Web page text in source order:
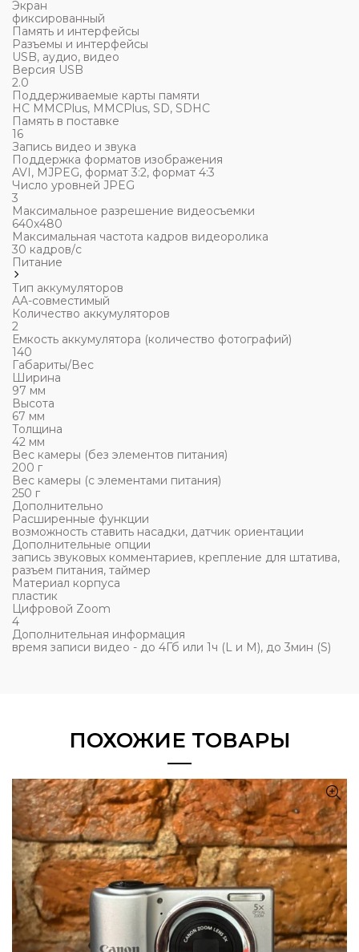
Экран
фиксированный
Память и интерфейсы
Разъемы и интерфейсы
USB, аудио, видео
Версия USB
2.0
Поддерживаемые карты памяти
HC MMCPlus, MMCPlus, SD, SDHC
Память в поставке
16
Запись видео и звука
Поддержка форматов изображения
AVI, MJPEG, формат 3:2, формат 4:3
Число уровней JPEG
3
Максимальное разрешение видеосъемки
640x480
Максимальная частота кадров видеоролика
30 кадров/с
Питание
Тип аккумуляторов
AA-совмеcтимый
Количество аккумуляторов
2
Емкость аккумулятора (количество фотографий)
140
Габариты/Вес
Ширина
97 мм
Высота
67 мм
Толщина
42 мм
Вес камеры (без элементов питания)
200 г
Вес камеры (с элементами питания)
250 г
Дополнительно
Расширенные функции
возможность ставить насадки, датчик ориентации
Дополнительные опции
запись звуковых комментариев, крепление для штатива,
разъем питания, таймер
Материал корпуса
пластик
Цифровой Zoom
4
Дополнительная информация
время записи видео - до 4Гб или 1ч (L и M), до 3мин (S)
ПОХОЖИЕ ТОВАРЫ